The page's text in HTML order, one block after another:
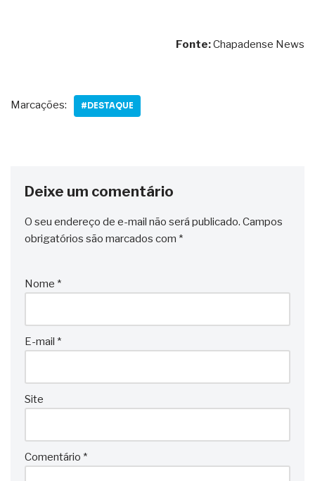
Fonte:Chapadense News
Marcações: #DESTAQUE
Deixe um comentário
O seu endereço de e-mail não será publicado. Campos
obrigatórios são marcados com *
Nome *
E-mail *
Site
Comentário *